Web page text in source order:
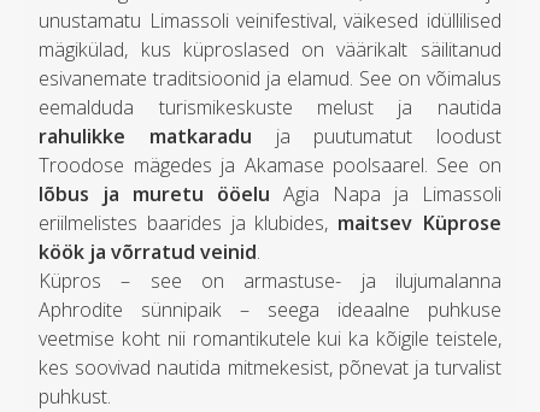
unustamatu Limassoli veinifestival, väikesed idüllilised
mägikülad, kus küproslased on väärikalt säilitanud
esivanemate traditsioonid ja elamud. See on võimalus
eemalduda turismikeskuste melust ja nautida
rahulikke matkaradu ja puutumatut loodust
Troodose mägedes ja Akamase poolsaarel. See on
lõbus ja muretu ööelu Agia Napa ja Limassoli
eriilmelistes baarides ja klubides, maitsev Küprose
köök ja võrratud veinid.
Küpros – see on armastuse- ja ilujumalanna
Aphrodite sünnipaik – seega ideaalne puhkuse
veetmise koht nii romantikutele kui ka kõigile teistele,
kes soovivad nautida mitmekesist, põnevat ja turvalist
puhkust.